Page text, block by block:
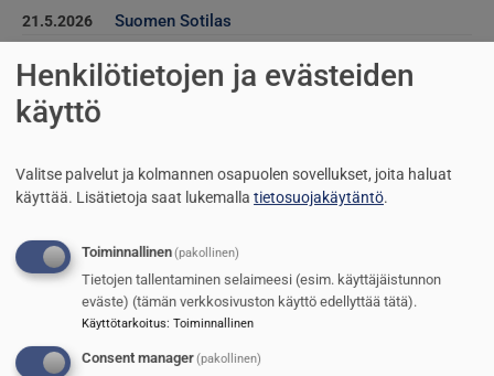
21.5.2026 Suomen Sotilas
Kuva
Henkilötietojen ja evästeiden
käyttö
Valitse palvelut ja kolmannen osapuolen sovellukset, joita haluat
käyttää. Lisätietoja saat lukemalla tietosuojakäytäntö.
Toiminnallinen(pakollinen)
Tietojen tallentaminen selaimeesi (esim. käyttäjäistunnon
eväste) (tämän verkkosivuston käyttö edellyttää tätä).
Käyttötarkoitus: Toiminnallinen
Consent manager(pakollinen)